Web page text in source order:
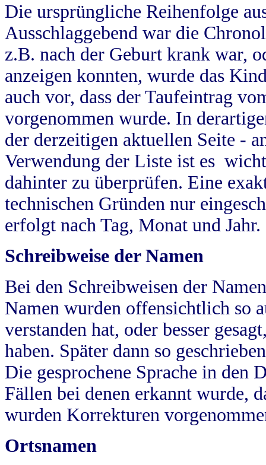
Die ursprüngliche Reihenfolge
Ausschlaggebend war die
z.B. nach der Geburt krank war,
anzeigen konnten, wurde das
auch vor, dass der Taufeintrag
vorgenommen wurde. In
der derzeitigen aktuellen Seite -
Verwendung der Liste ist es
dahinter zu überprüfen. Eine
technischen Gründen nur
erfolgt nach Tag, Monat und Jahr.
Schreibweise der Namen
Bei den Schreibweisen der
Namen wurden offensichtlich so
verstanden hat, oder besser
haben. Später dann so
Die gesprochene Sprache in
Fällen bei denen erkannt wurde,
wurden Korrekturen
Ortsnamen